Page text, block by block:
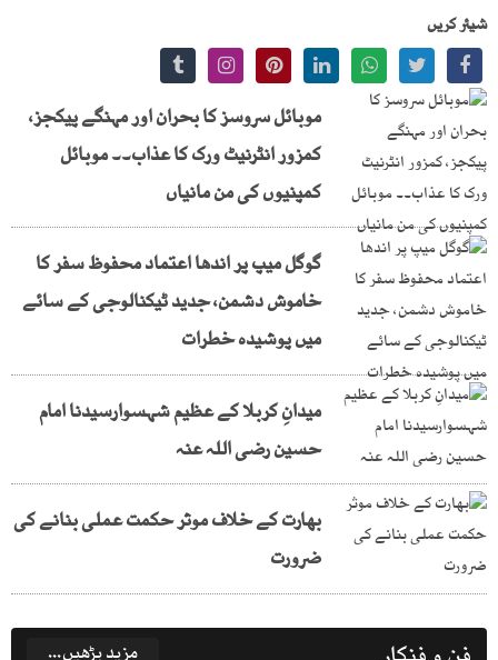
شیئر کریں
موبائل سروسز کا بحران اور مہنگے پیکجز،
کمزور انٹرنیٹ ورک کا عذاب۔۔ موبائل
کمپنیوں کی من مانیاں
گوگل میپ پر اندھا اعتماد محفوظ سفر کا
خاموش دشمن، جدید ٹیکنالوجی کے سائے
میں پوشیدہ خطرات
میدانِ کربلا کے عظیم شہسوارسیدنا امام
حسین رضی اللہ عنہ
بھارت کے خلاف موثر حکمت عملی بنانے کی
ضرورت